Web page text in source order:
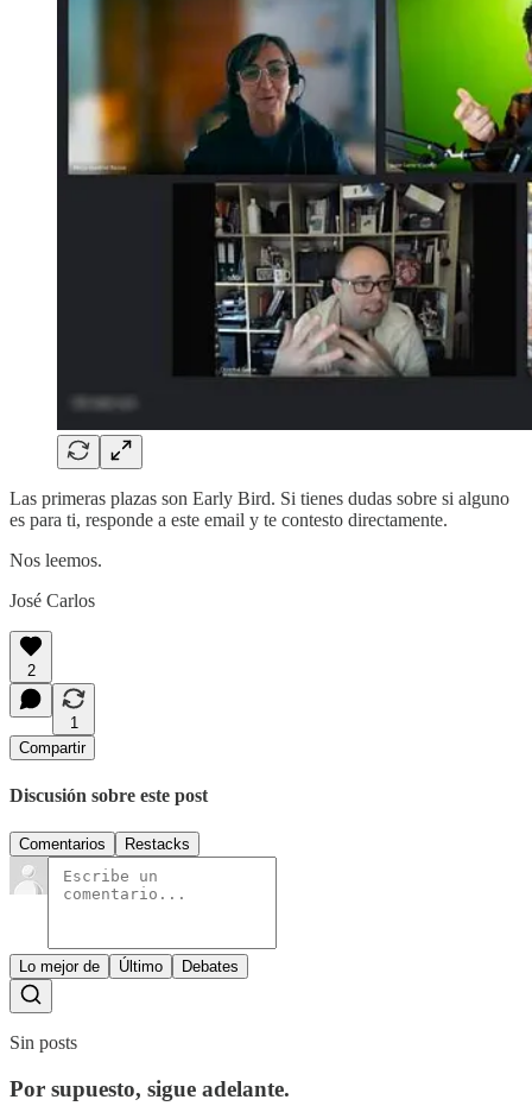
Las primeras plazas son Early Bird. Si tienes dudas sobre si alguno
es para ti, responde a este email y te contesto directamente.
Nos leemos.
José Carlos
2
1
Compartir
Discusión sobre este post
Comentarios Restacks
Lo mejor de Último Debates
Sin posts
Por supuesto, sigue adelante.